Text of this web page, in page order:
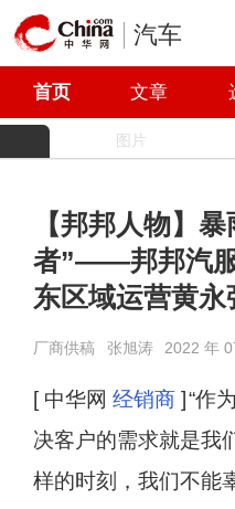
汽车
首页 文章
图片
【邦邦人物】
者”——邦邦汽
东区域运营黄永
厂商供稿 张旭涛 2022 年
[ 中华网 经销商] “作
决客户的需求就是我
样的时刻，我们不能